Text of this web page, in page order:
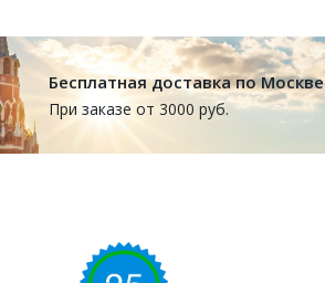
Бесплатная доставка по Москве
При заказе от 3000 руб.